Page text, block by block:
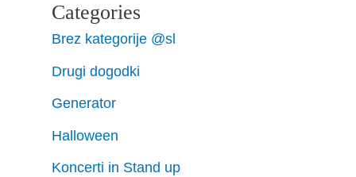
Categories
Brez kategorije @sl
Drugi dogodki
Generator
Halloween
Koncerti in Stand up